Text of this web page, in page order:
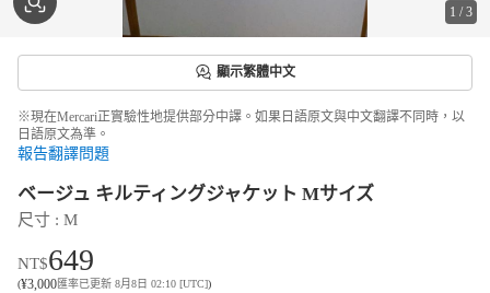
1 /3
顯示繁體中文
※現在Mercari正實驗性地提供部分中譯。如果日語原文與中文翻譯不同時，以
日語原文為準。
報告翻譯問題
ベージュ キルティングジャケット Mサイズ
尺寸 : M
NT$649
(¥3,000匯率已更新 8月8日 02:10 [UTC])